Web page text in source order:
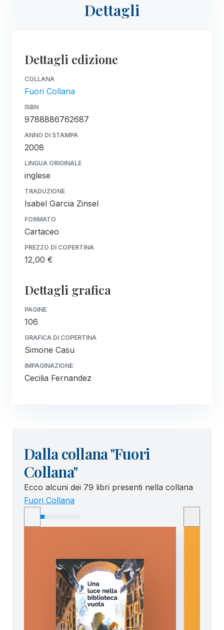
Dettagli
Dettagli edizione
COLLANA
Fuori Collana
ISBN
9788886762687
ANNO DI STAMPA
2008
LINGUA ORIGINALE
inglese
TRADUZIONE
Isabel Garcia Zinsel
FORMATO
Cartaceo
PREZZO DI COPERTINA
12,00 €
Dettagli grafica
PAGINE
106
GRAFICA DI COPERTINA
Simone Casu
IMPAGINAZIONE
Cecilia Fernandez
Dalla collana "Fuori
Collana"
Ecco alcuni dei 79 libri presenti nella collana
Fuori Collana